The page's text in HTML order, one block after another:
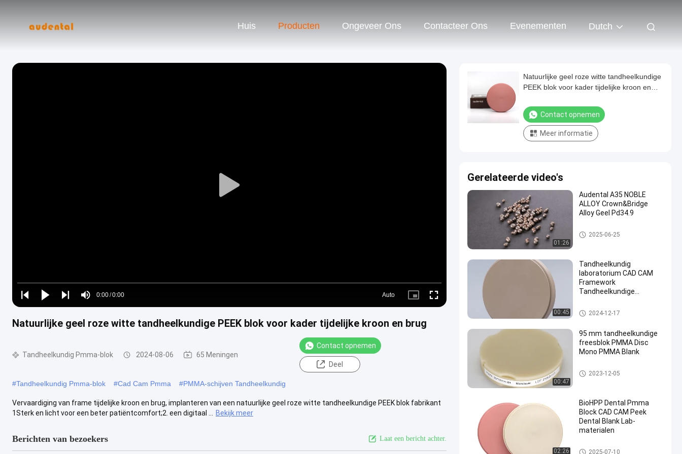
Huis Producten Ongeveer Ons Contacteer Ons Evenementen Dutch
Play
Play
Play
Play
Mute
Time
0:00/0:00
Loaded:
0%
Auto
Picture- Fullscreen
Natuurlijke geel roze witte tandheelkundige PEEK blok voor kader tijdelijke kroon en brug
Tandheelkundig Pmma-blok 2024-08-06 65 Meningen
Contact opnemen
Deel
#Tandheelkundig Pmma-blok #Cad Cam Pmma #PMMA-schijven Tandheelkundig
Vervaardiging van frame tijdelijke kroon en brug, implanteren van een natuurlijke geel roze witte tandheelkundige PEEK blok fabrikant
1Sterk en licht voor een beter patiëntcomfort;2. een digitaal ...
Bekijk meer
Berichten van bezoekers Laat een bericht achter.
Natuurlijke geel roze witte tandheelkundige
PEEK blok voor kader tijdelijke kroon en
Contact opnemen
Meer informatie
Gerelateerde video's
01:26
Audental A35 NOBLE
ALLOY Crown&Bridge
Alloy Geel Pd34.9
Tandheelkundige legeringen
2025-06-25
00:45
Tandheelkundig
laboratorium CAD CAM
Framework
Tandheelkundige
Blank OEM ODM
Tandheelkundige Peek
Tandheelkundig Pmma-blok
2024-12-17
00:47
95 mm tandheelkundige
freesblok PMMA Disc
Mono PMMA Blank
Tandheelkundig Pmma-blok
2023-12-05
02:26
BioHPP Dental Pmma
Block CAD CAM Peek
Dental Blank Lab-
materialen
Tandheelkundig Pmma-blok
2025-07-10